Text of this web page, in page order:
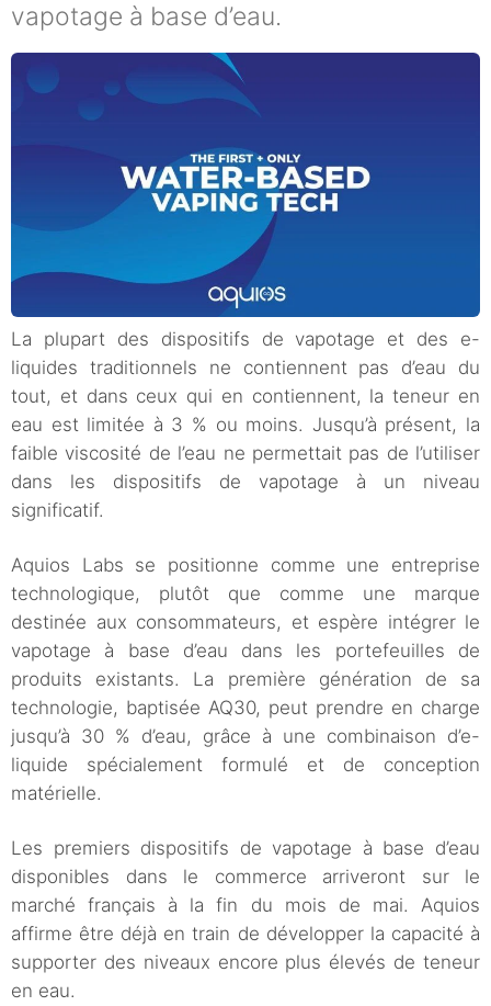
vapotage à base d’eau.
La plupart des dispositifs de vapotage et des e-
liquides traditionnels ne contiennent pas d’eau du
tout, et dans ceux qui en contiennent, la teneur en
eau est limitée à 3 % ou moins. Jusqu’à présent, la
faible viscosité de l’eau ne permettait pas de l’utiliser
dans les dispositifs de vapotage à un niveau
significatif.
Aquios Labs se positionne comme une entreprise
technologique, plutôt que comme une marque
destinée aux consommateurs, et espère intégrer le
vapotage à base d’eau dans les portefeuilles de
produits existants. La première génération de sa
technologie, baptisée AQ30, peut prendre en charge
jusqu’à 30 % d’eau, grâce à une combinaison d’e-
liquide spécialement formulé et de conception
matérielle.
Les premiers dispositifs de vapotage à base d’eau
disponibles dans le commerce arriveront sur le
marché français à la fin du mois de mai. Aquios
affirme être déjà en train de développer la capacité à
supporter des niveaux encore plus élevés de teneur
en eau.